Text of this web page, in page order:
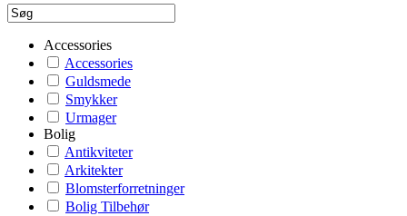
Accessories
Accessories
Guldsmede
Smykker
Urmager
Bolig
Antikviteter
Arkitekter
Blomsterforretninger
Bolig Tilbehør